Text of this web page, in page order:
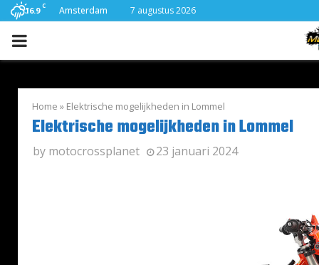
16.9 C Amsterdam 7 augustus 2026
PRIMARY
Home » Elektrische mogelijkheden in Lommel
Elektrische mogelijkheden in Lommel
by motocrossplanet 23 januari 2024